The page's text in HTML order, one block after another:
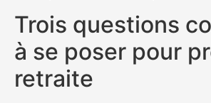
Trois questions
à se poser pour
retraite